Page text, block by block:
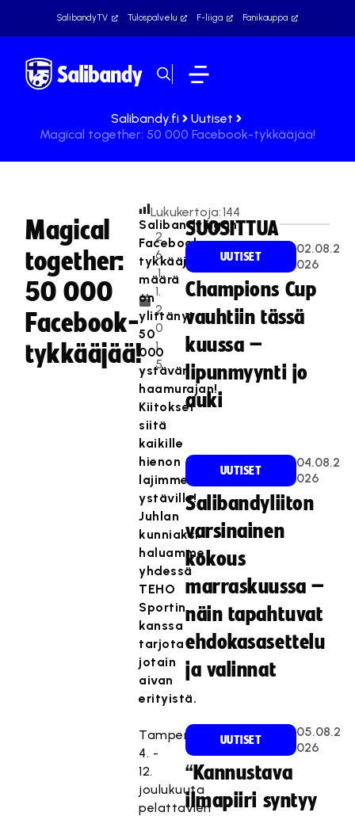
SalibandyTV Tulospalvelu F-liiga Fanikauppa
Salibandy.fi
Uutiset
Magical together: 50 000 Facebook-tykkääjää!
Magical
together:
50 000
Facebook-
tykkääjää!
2
6
.1
1.
2
0
1
5
Lukukertoja:144
Salibandyliigan
Facebook-
tykkääjien
määrä
on
ylittänyt
50
000
ystävän
haamurajan!
Kiitokset
siitä
kaikille
hienon
lajimme
ystäville!
Juhlan
kunniaksi
haluamme
yhdessä
TEHO
Sportin
kanssa
tarjota
jotain
aivan
erityistä.
Tampereella
4. -
12.
joulukuuta
pelattavien
SUOSITTUA
UUTISET
02.08.2
026
Champions Cup
vauhtiin tässä
kuussa –
lipunmyynti jo
auki
UUTISET
04.08.2
026
Salibandyliiton
varsinainen
kokous
marraskuussa –
näin tapahtuvat
ehdokasasettelu
ja valinnat
UUTISET
05.08.2
026
“Kannustava
ilmapiiri syntyy